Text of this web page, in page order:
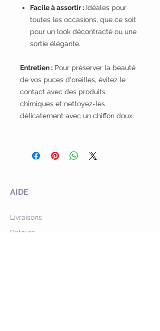
Facile à assortir : Idéales pour
toutes les occasions, que ce soit
pour un look décontracté ou une
sortie élégante.
Entretien : Pour préserver la beauté
de vos puces d'oreilles, évitez le
contact avec des produits
chimiques et nettoyez-les
délicatement avec un chiffon doux.
AIDE
Livraisons
Retours